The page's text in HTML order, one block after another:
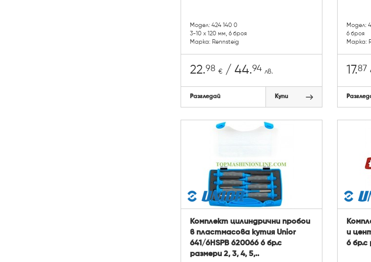
Модел: 424 140 0
3-10 х 120 мм, 6 броя
Марка: Rennsteig
22.98 €/ 44.94 лв.
Разгледай Купи
Модел:
6 броя
Марка:
17.87
Комплект цилиндрични пробои
в пластмасова кутия Unior
641/6HSPB 620066 6 бр.с
размери 2, 3, 4, 5,..
и
6 бр.с